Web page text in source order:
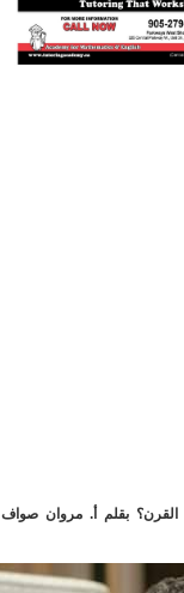
بقلم أ. مروان صواف